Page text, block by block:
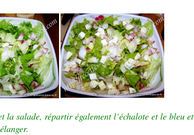
la salade, répartir également l’échalote et le bleu et